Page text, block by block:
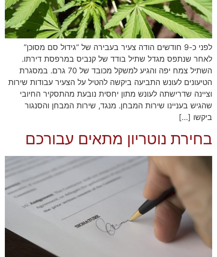
לפני כ-9 חודשים הודה צעיר בעבירה של “גידול סם מסוכן”
לאחר שנתפס מגדל שתיל בודד של קנביס במרפסת דירתו.
השתיל צמח יפה והגיע למשקל מכובד של 70 גרם. במסגרת
הטיעונים לעונש התביעה ביקשה להטיל על הצעיר עבודות שירות
וציינה שדרישתה לעונש מתון יחסית נובעת מהתסקיר החיובי
שהגיש בעניינו שירות המבחן. מנגד, שירות המבחן והסנגור
ביקשו […]
בחירת נוטריון מתאים עבורכם